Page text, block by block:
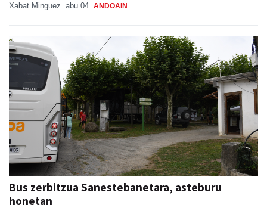
Xabat Minguez abu 04 ANDOAIN
Bus zerbitzua Sanestebanetara, asteburu
honetan